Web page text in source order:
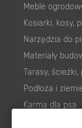
Meble
Kosiarki, kosy,
Narzędzia do
Materiały
Tarasy, ścieżki,
Podłoża i
Karma dla psa